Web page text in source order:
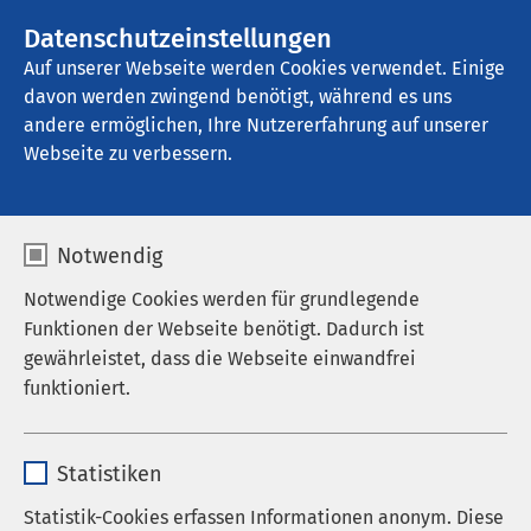
Datenschutzeinstellungen
Auf unserer Webseite werden Cookies verwendet. Einige
davon werden zwingend benötigt, während es uns
andere ermöglichen, Ihre Nutzererfahrung auf unserer
Webseite zu verbessern.
Notwendig
Notwendige Cookies werden für grundlegende
Funktionen der Webseite benötigt. Dadurch ist
gewährleistet, dass die Webseite einwandfrei
funktioniert.
Anbieter sgalinski
Statistiken
Statistik-Cookies erfassen Informationen anonym. Diese
AMEOS Eingliederung Neustadt
Über uns
Auf einen Blick
Ansprechpartner